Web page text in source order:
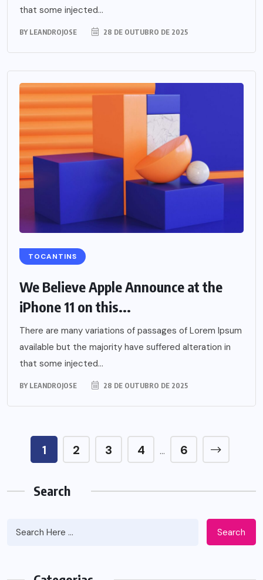
that some injected...
BY LEANDROJOSE 28 DE OUTUBRO DE 2025
TOCANTINS
We Believe Apple Announce at the
iPhone 11 on this...
There are many variations of passages of Lorem Ipsum
available but the majority have suffered alteration in
that some injected...
BY LEANDROJOSE 28 DE OUTUBRO DE 2025
1 2 3 4 … 6
Search
Search